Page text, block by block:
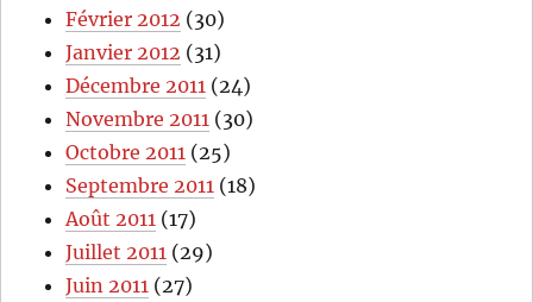
Février 2012 (30)
Janvier 2012 (31)
Décembre 2011 (24)
Novembre 2011 (30)
Octobre 2011 (25)
Septembre 2011 (18)
Août 2011 (17)
Juillet 2011 (29)
Juin 2011 (27)